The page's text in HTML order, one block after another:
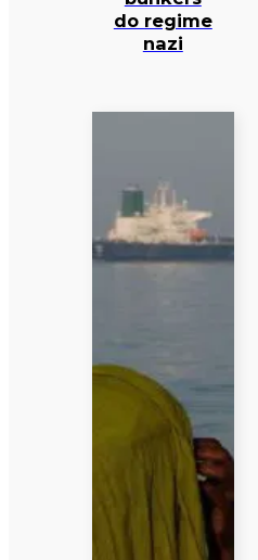
do regime
nazi